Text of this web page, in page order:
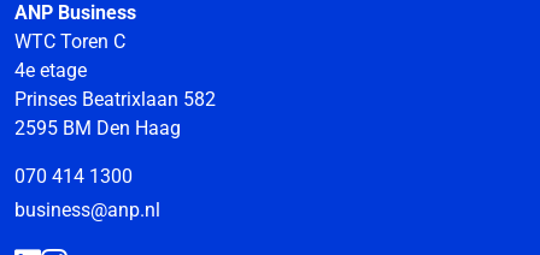
ANP Business
WTC Toren C
4e etage
Prinses Beatrixlaan 582
2595 BM Den Haag
070 414 1300
business@anp.nl